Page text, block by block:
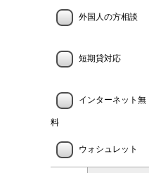
外国人の方相談
短期貸対応
インターネット無
料
ウォシュレット